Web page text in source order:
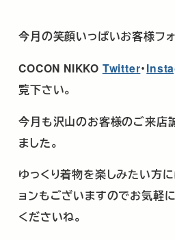
今月の笑顔いっぱいお客様フ
COCON NIKKO Twitter･
覧下さい。
今月も沢山のお客様のご来店
ました。
ゆっくり着物を楽しみたい方
ョンもございますのでお気軽
くださいね。